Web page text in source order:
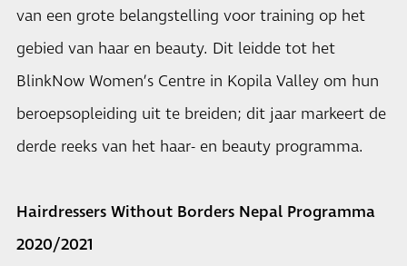
van een grote belangstelling voor training op het
gebied van haar en beauty. Dit leidde tot het
BlinkNow Women’s Centre in Kopila Valley om hun
beroepsopleiding uit te breiden; dit jaar markeert de
derde reeks van het haar- en beauty programma.
Hairdressers Without Borders Nepal Programma
2020/2021